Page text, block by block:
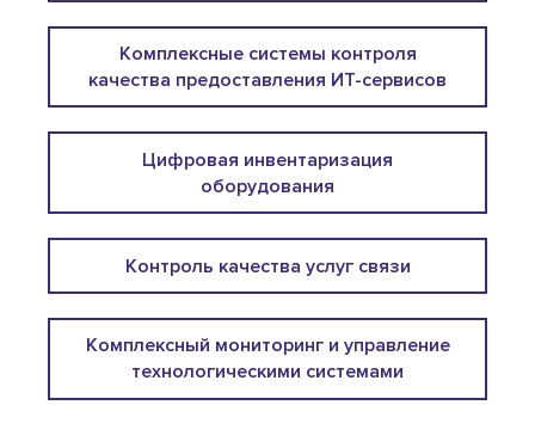
Комплексные системы контроля
качества предоставления ИТ-сервисов
Цифровая инвентаризация
оборудования
Контроль качества услуг связи
Комплексный мониторинг и управление
технологическими системами